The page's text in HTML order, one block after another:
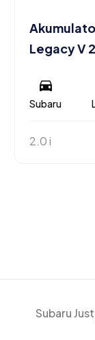
Legacy V
Subaru
2.0 i
Subaru